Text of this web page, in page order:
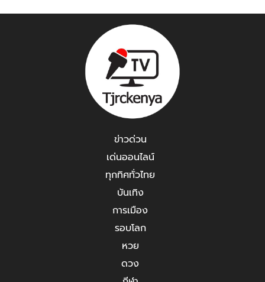
ข่าวด่วน
เด่นออนไลน์
ทุกทิศทั่วไทย
บันเทิง
การเมือง
รอบโลก
หวย
ดวง